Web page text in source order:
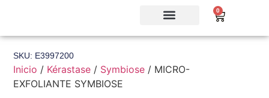
0
SKU: E3997200
Inicio / Kérastase / Symbiose / MICRO-
EXFOLIANTE SYMBIOSE